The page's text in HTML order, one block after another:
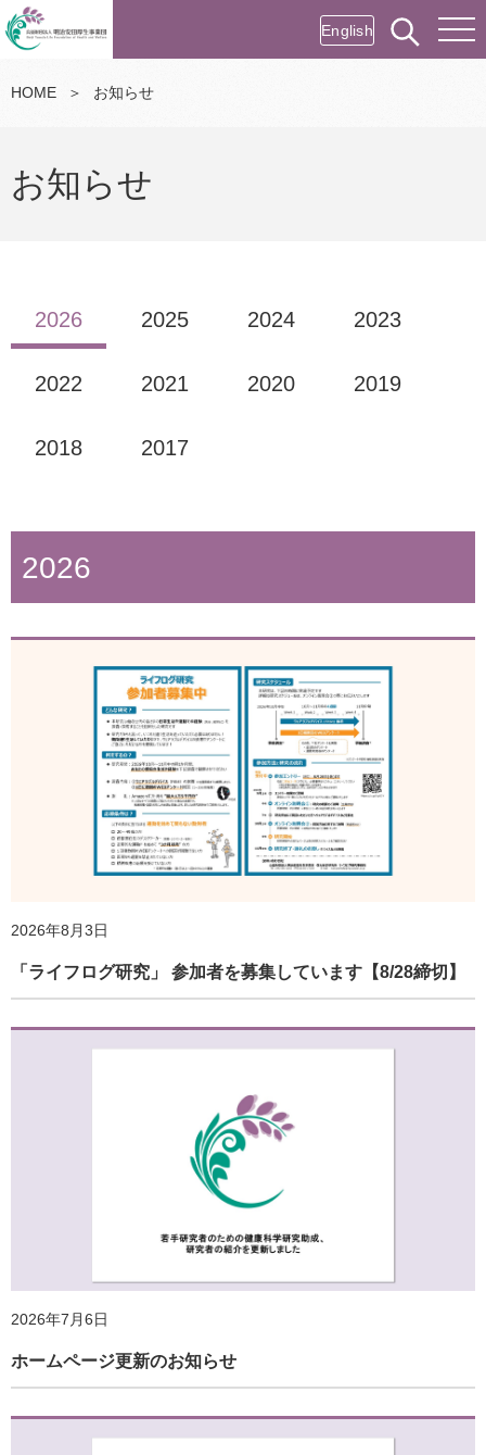
English
HOME ＞ お知らせ
お知らせ
2026 2025 2024 2023
2022 2021 2020 2019
2018 2017
2026
2026年8月3日
「ライフログ研究」 参加者を募集しています【8/28締切】
2026年7月6日
ホームページ更新のお知らせ